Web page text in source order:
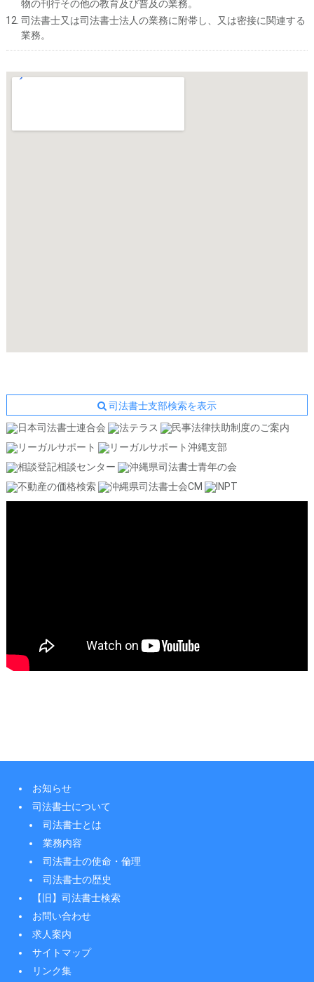
物の刊行その他の教育及び普及の業務。
司法書士又は司法書士法人の業務に附帯し、又は密接に関連する
業務。
司法書士支部検索を表示
お知らせ
司法書士について
司法書士とは
業務内容
司法書士の使命・倫理
司法書士の歴史
【旧】司法書士検索
お問い合わせ
求人案内
サイトマップ
リンク集